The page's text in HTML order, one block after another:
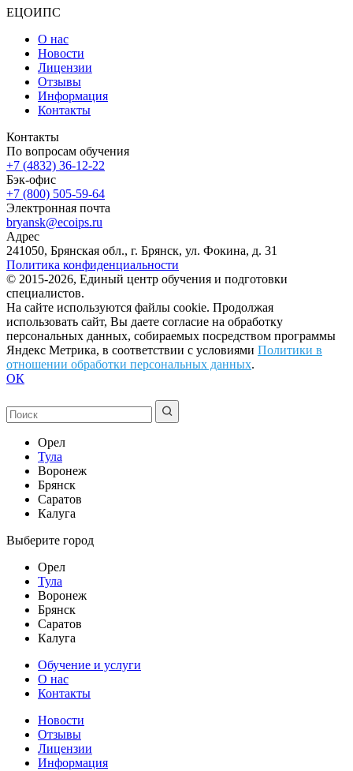
ЕЦОИПС
О нас
Новости
Лицензии
Отзывы
Информация
Контакты
Контакты
По вопросам обучения
+7 (4832) 36-12-22
Бэк-офис
+7 (800) 505-59-64
Электронная почта
bryansk@ecoips.ru
Адрес
241050, Брянская обл., г. Брянск, ул. Фокина, д. 31
Политика конфиденциальности
© 2015-2026, Единый центр обучения и подготовки
специалистов.
На сайте используются файлы cookie. Продолжая
использовать сайт, Вы даете согласие на обработку
персональных данных, собираемых посредством программы
Яндекс Метрика, в соответствии с условиями Политики в
отношении обработки персональных данных.
ОК
Орел
Тула
Воронеж
Брянск
Саратов
Калуга
Выберите город
Орел
Тула
Воронеж
Брянск
Саратов
Калуга
Обучение и услуги
О нас
Контакты
Новости
Отзывы
Лицензии
Информация